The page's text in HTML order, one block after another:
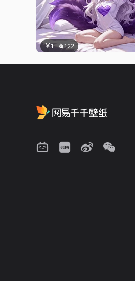
￥1 122